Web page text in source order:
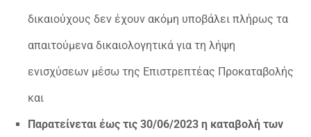
δικαιούχους δεν έχουν ακόμη υποβάλει πλήρως τα
απαιτούμενα δικαιολογητικά για τη λήψη
ενισχύσεων μέσω της Επιστρεπτέας Προκαταβολής
και
Παρατείνεται έως τις 30/06/2023 η καταβολή των